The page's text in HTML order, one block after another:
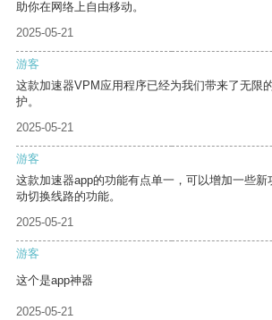
助你在网络上自由移动。
2025-05-21
游客
这款加速器VPM应用程序已经为我们带来了无限
护。
2025-05-21
游客
这款加速器app的功能有点单一，可以增加一些新
动切换线路的功能。
2025-05-21
游客
这个是app神器
2025-05-21